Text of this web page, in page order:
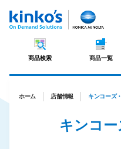
商品検索 商品一覧
ホーム 店舗情報 キンコーズ
キンコ